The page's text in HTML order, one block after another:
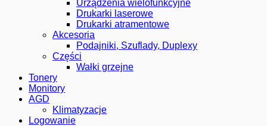
Urządzenia wielofunkcyjne
Drukarki laserowe
Drukarki atramentowe
Akcesoria
Podajniki, Szuflady, Duplexy
Części
Wałki grzejne
Tonery
Monitory
AGD
Klimatyzacje
Logowanie